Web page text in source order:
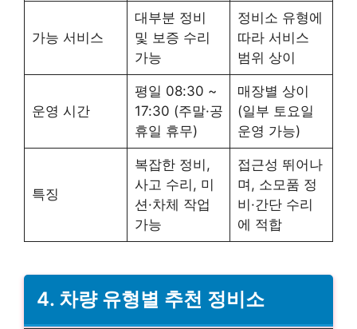
가능 서비스
대부분 정비
및 보증 수리
가능
정비소 유형에
따라 서비스
범위 상이
운영 시간
평일 08:30 ~
17:30 (주말·공
휴일 휴무)
매장별 상이
(일부 토요일
운영 가능)
특징
복잡한 정비,
사고 수리, 미
션·차체 작업
가능
접근성 뛰어나
며, 소모품 정
비·간단 수리
에 적합
4. 차량 유형별 추천 정비소